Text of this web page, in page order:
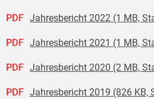
PDF Jahresbericht 2022 (1 MB,
PDF Jahresbericht 2021 (1 MB,
PDF Jahresbericht 2020 (2 MB,
PDF Jahresbericht 2019 (826 KB,